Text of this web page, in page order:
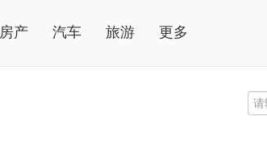
房产 汽车 旅游 更多